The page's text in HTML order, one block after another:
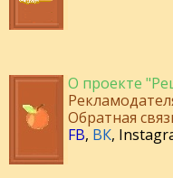
О проекте
Обратная
FB, ВК,